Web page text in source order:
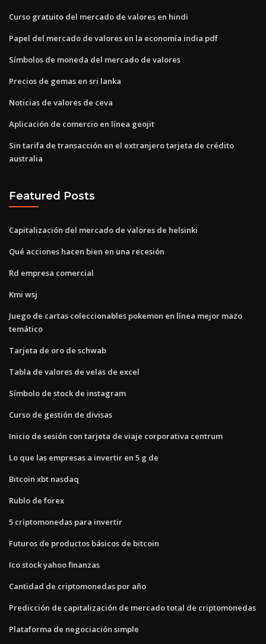
Curso gratuito del mercado de valores en hindi
Papel del mercado de valores en la economía india pdf
Símbolos de moneda del mercado de valores
Precios de gemas en sri lanka
Noticias de valores de ceva
Aplicación de comercio en línea geojit
Sin tarifa de transacción en el extranjero tarjeta de crédito
australia
Featured Posts
Capitalización del mercado de valores de helsinki
Qué acciones hacen bien en una recesión
Rd empresa comercial
Kmi wsj
Juego de cartas coleccionables pokemon en línea mejor mazo
temático
Tarjeta de oro de schwab
Tabla de valores de velas de excel
Símbolo de stock de instagram
Curso de gestión de divisas
Inicio de sesión con tarjeta de viaje corporativa centrum
Lo que las empresas a invertir en 5 g de
Bitcoin xbt nasdaq
Rublo de forex
5 criptomonedas para invertir
Futuros de productos básicos de bitcoin
Ico stock yahoo finanzas
Cantidad de criptomonedas por año
Predicción de capitalización de mercado total de criptomonedas
Plataforma de negociación simple